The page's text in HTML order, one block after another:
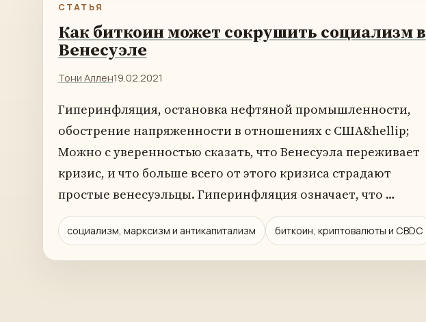
СТАТЬЯ
Как биткоин может сокрушить социализм в
Венесуэле
Тони Аллен19.02.2021
Гиперинфляция, остановка нефтяной промышленности,
обострение напряженности в отношениях с США&hellip;
Можно с уверенностью сказать, что Венесуэла переживает
кризис, и что больше всего от этого кризиса страдают
простые венесуэльцы. Гиперинфляция означает, что …
социализм, марксизм и антикапитализм биткоин, криптовалюты и CBDC